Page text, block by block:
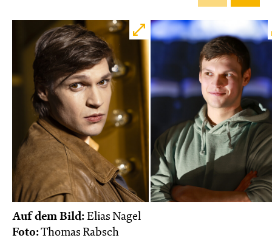
Auf dem Bild: Elias Nagel
Foto:Thomas Rabsch